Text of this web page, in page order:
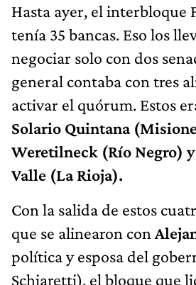
Hasta ayer, el interbloque
tenía 35 bancas. Eso los
negociar solo con dos
general contaba con tres
activar el quórum. Estos
Solario Quintana
Weretilneck (Río Negro) y
Valle (La Rioja).
Con la salida de estos
que se alinearon con
política y esposa del
Schiaretti), el bloque que